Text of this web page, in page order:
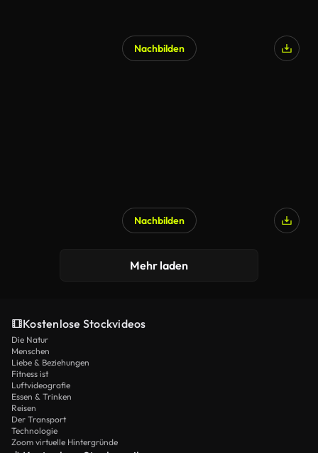
Nachbilden
Nachbilden
Mehr laden
Kostenlose Stockvideos
Die Natur
Menschen
Liebe & Beziehungen
Fitness ist
Luftvideografie
Essen & Trinken
Reisen
Der Transport
Technologie
Zoom virtuelle Hintergründe